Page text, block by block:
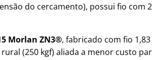
do cercamento), possui fio com
Morlan ZN3®, fabricado com fio
(250 kgf) aliada a menor custo